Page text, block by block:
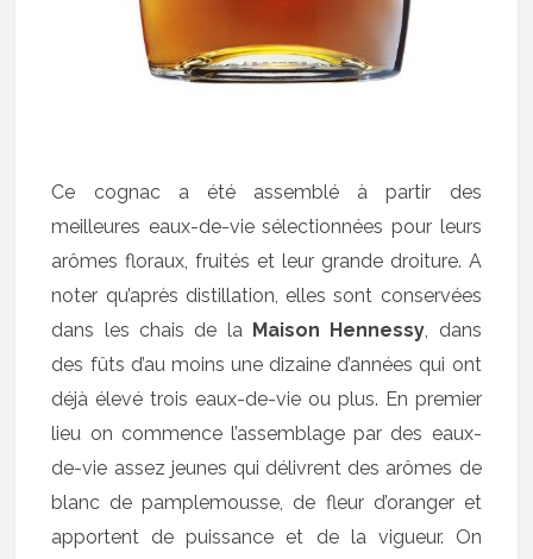
Ce cognac a été assemblé à partir des
meilleures eaux-de-vie sélectionnées pour leurs
arômes floraux, fruités et leur grande droiture. A
noter qu’après distillation, elles sont conservées
dans les chais de la Maison Hennessy, dans
des fûts d’au moins une dizaine d’années qui ont
déjà élevé trois eaux-de-vie ou plus. En premier
lieu on commence l’assemblage par des eaux-
de-vie assez jeunes qui délivrent des arômes de
blanc de pamplemousse, de fleur d’oranger et
apportent de puissance et de la vigueur. On